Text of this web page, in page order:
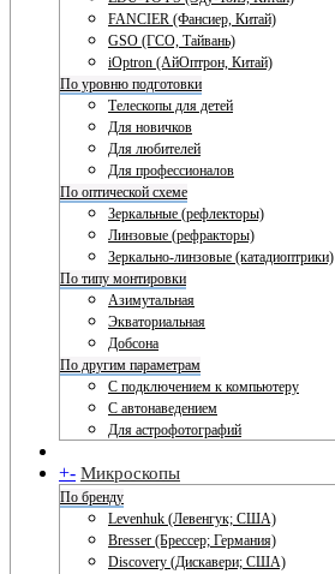
FANCIER (Фансиер, Китай)
GSO (ГСО, Тайвань)
iOptron (АйОптрон, Китай)
По уровню подготовки
Телескопы для детей
Для новичков
Для любителей
Для профессионалов
По оптической схеме
Зеркальные (рефлекторы)
Линзовые (рефракторы)
Зеркально-линзовые (катадиоптрики)
По типу монтировки
Азимутальная
Экваториальная
Добсона
По другим параметрам
С подключением к компьютеру
С автонаведением
Для астрофотографий
+- Микроскопы
По бренду
Levenhuk (Левенгук; США)
Bresser (Брессер; Германия)
Discovery (Дискавери; США)